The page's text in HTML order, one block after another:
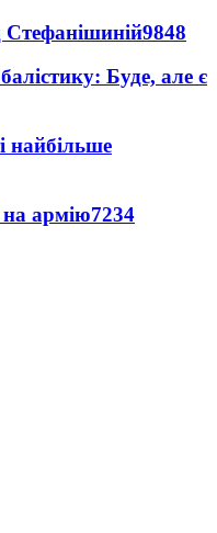
Стефанішиній9848
Буде, але є
найбільше
на армію7234